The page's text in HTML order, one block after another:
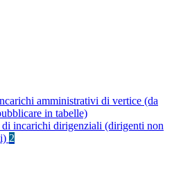
amministrativi di vertice (da
in tabelle)
incarichi dirigenziali (dirigenti non
2